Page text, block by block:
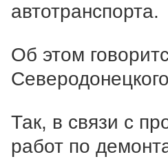
автотранспорта.
Об этом
Так, в связи с
работ по